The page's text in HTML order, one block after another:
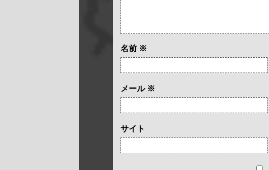
名前 ※
メール ※
サイト